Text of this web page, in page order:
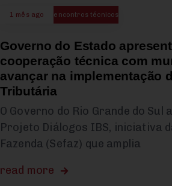
1 mês ago encontros técnicos
Governo do Estado
cooperação técnica com
avançar na implementação
Tributária
O Governo do Rio Grande do Sul
Projeto Diálogos IBS, iniciativa
Fazenda (Sefaz) que amplia
read more